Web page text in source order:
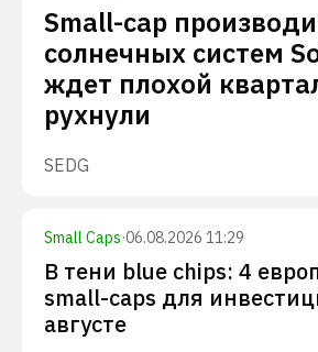
Small-cap
солнечных систем
ждет плохой
рухнули
SEDG
Small Caps·06.08.2026 11:29
В тени blue chips: 4
small-caps для
августе